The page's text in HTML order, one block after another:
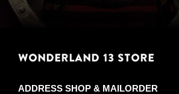
WONDERLAND 13 STORE
ADDRESS SHOP & MAILORDER